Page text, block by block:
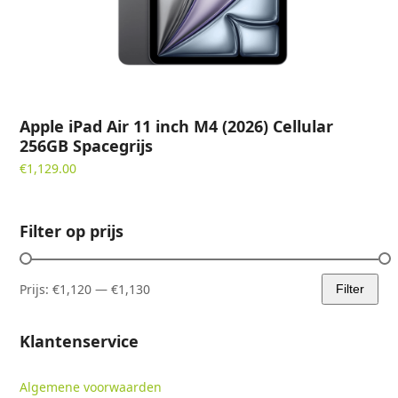
Apple iPad Air 11 inch M4 (2026) Cellular
256GB Spacegrijs
€1,129.00
Filter op prijs
Min.
Max.
Filter
Prijs:€1,120 —€1,130
Klantenservice
Algemene voorwaarden